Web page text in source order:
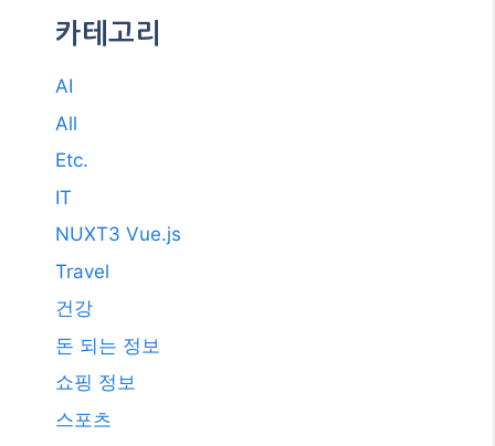
카테고리
AI
All
Etc.
IT
NUXT3 Vue.js
Travel
건강
돈 되는 정보
쇼핑 정보
스포츠